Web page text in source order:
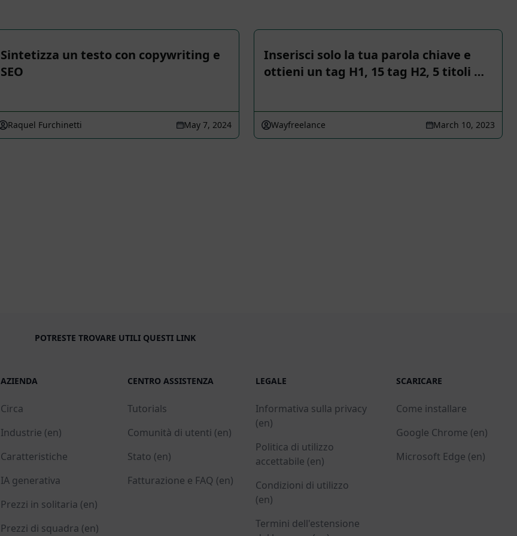
Sintetizza un testo con copywriting e
SEO
Raquel Furchinetti May 7, 2024
Inserisci solo la tua parola chiave e
ottieni un tag H1, 15 tag H2, 5 titoli …
Wayfreelance March 10, 2023
POTRESTE TROVARE UTILI QUESTI LINK
AZIENDA
Circa
Industrie (en)
Caratteristiche
IA generativa
Prezzi in solitaria (en)
Prezzi di squadra (en)
CENTRO ASSISTENZA
Tutorials
Comunità di utenti (en)
Stato (en)
Fatturazione e FAQ (en)
LEGALE
Informativa sulla privacy
(en)
Politica di utilizzo
accettabile (en)
Condizioni di utilizzo
(en)
Termini dell'estensione
SCARICARE
Come installare
Google Chrome (en)
Microsoft Edge (en)